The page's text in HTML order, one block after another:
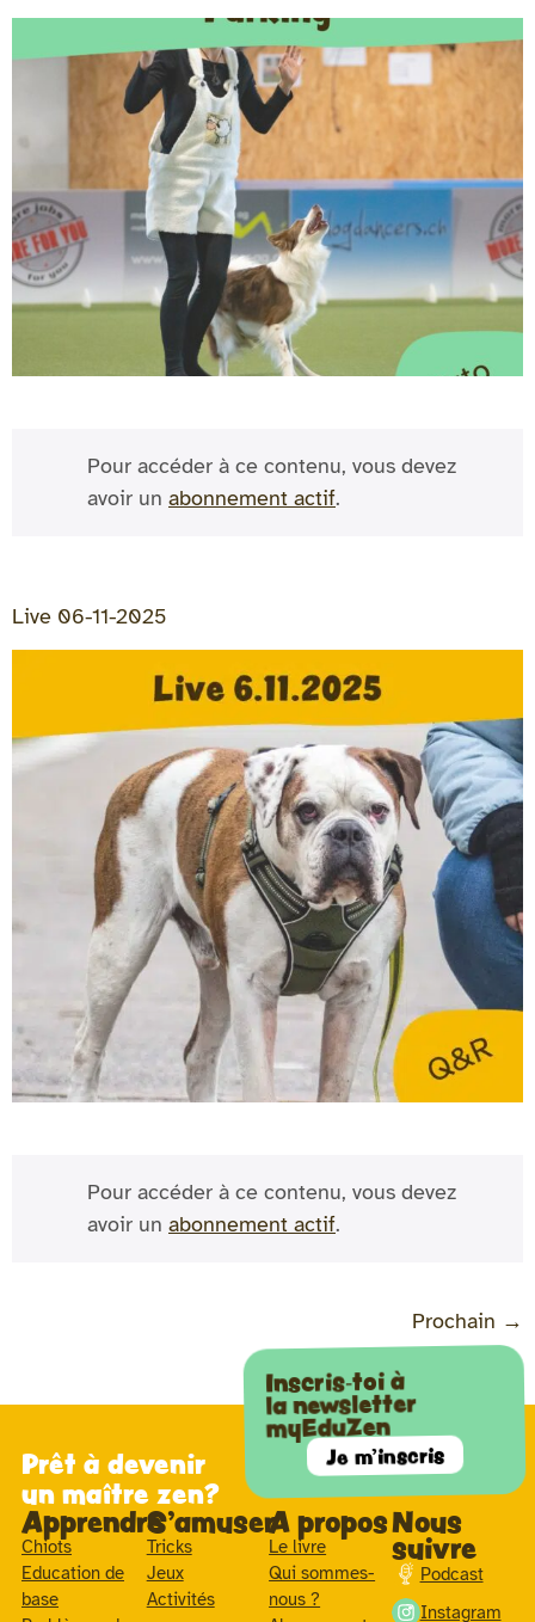
Pour accéder à ce contenu, vous devez
avoir un abonnement actif.
Live 06-11-2025
Pour accéder à ce contenu, vous devez
avoir un abonnement actif.
Prochain →
Prêt à devenir
un maître zen?
Inscris-toi à
la newsletter
myEduZen
Je m'inscris
Apprendre
Chiots
Education de
base
S'amuser
Tricks
Jeux
Activités
A propos
Le livre
Qui sommes-
nous ?
Nous
suivre
Podcast
Instagram